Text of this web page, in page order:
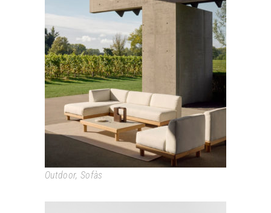
MONOCLE
Outdoor, Sofàs